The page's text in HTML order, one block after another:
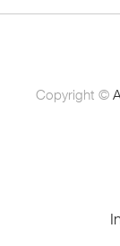
Copyright ©